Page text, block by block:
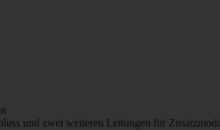
und zwei weiteren Leitungen für